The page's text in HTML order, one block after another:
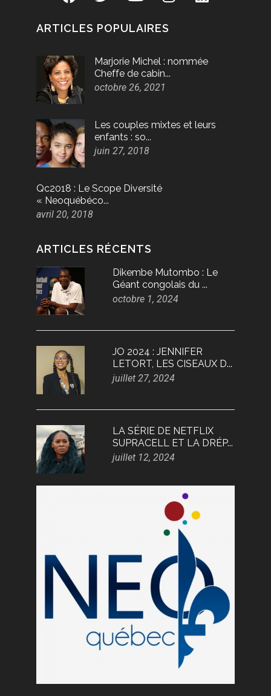
ARTICLES RÉCENTS
Dikembe Mutombo : Le
Géant congolais du ...
octobre 1, 2024
JO 2024 : JENNIFER
LETORT, LES CISEAUX D...
juillet 27, 2024
LA SÉRIE DE NETFLIX
SUPRACELL ET LA DRÉP...
juillet 12, 2024
ARTICLES POPULAIRES
Marjorie Michel : nommée
Cheffe de cabin...
octobre 26, 2021
Les couples mixtes et leurs
enfants : so...
juin 27, 2018
Qc2018 : Le Scope Diversité
« Neoquébéco...
avril 20, 2018